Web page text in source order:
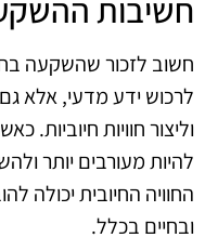
חשיבות
חשוב לזכור שהשקעה
לרכוש ידע מדעי, אלא
וליצור חוויות חיוביות.
להיות מעורבים יותר
החוויה החיובית יכולה
ובחיים בכלל.